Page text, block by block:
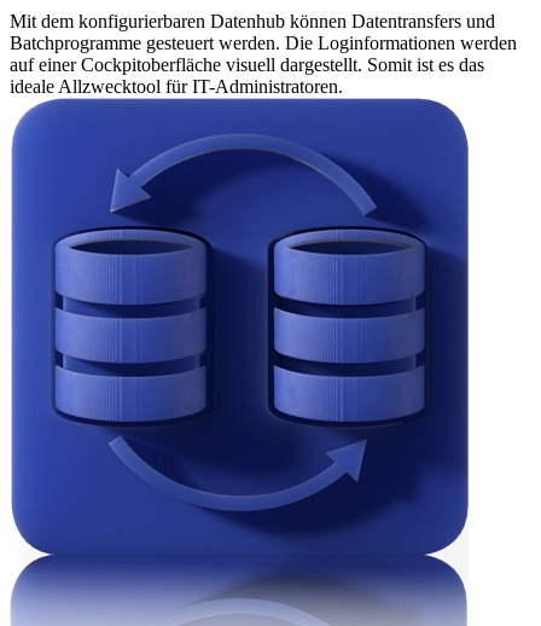
Mit dem konfigurierbaren Datenhub können Datentransfers und
Batchprogramme gesteuert werden. Die Loginformationen werden
auf einer Cockpitoberfläche visuell dargestellt. Somit ist es das
ideale Allzwecktool für IT-Administratoren.